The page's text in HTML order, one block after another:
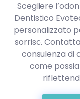
Scegliere
Dentistico
personalizzato
sorriso.
consulenza di
come